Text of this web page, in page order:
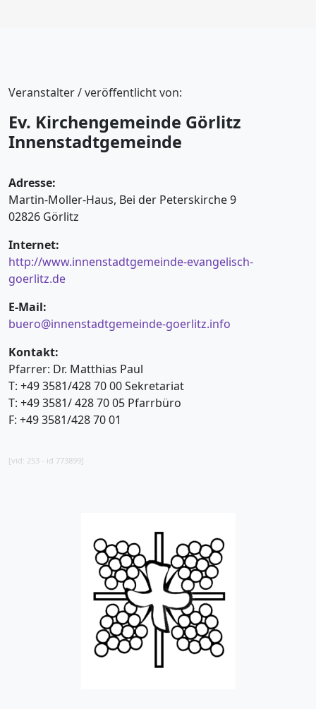
Veranstalter / veröffentlicht von:
Ev. Kirchengemeinde Görlitz
Innenstadtgemeinde
Adresse:
Martin-Moller-Haus, Bei der Peterskirche 9
02826 Görlitz
Internet:
http://www.innenstadtgemeinde-evangelisch-
goerlitz.de
E-Mail:
buero@innenstadtgemeinde-goerlitz.info
Kontakt:
Pfarrer: Dr. Matthias Paul
T: +49 3581/428 70 00 Sekretariat
T: +49 3581/ 428 70 05 Pfarrbüro
F: +49 3581/428 70 01
[vid: 253 - id 773899]